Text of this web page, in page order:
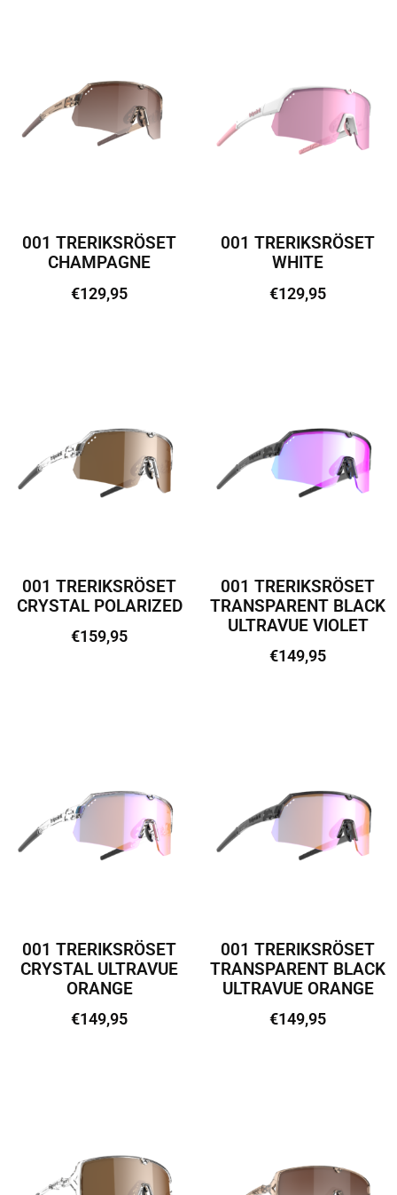
001 TRERIKSRÖSET
CHAMPAGNE
€129,95
001 TRERIKSRÖSET
WHITE
€129,95
001 TRERIKSRÖSET
CRYSTAL POLARIZED
€159,95
001 TRERIKSRÖSET
TRANSPARENT BLACK
ULTRAVUE VIOLET
€149,95
001 TRERIKSRÖSET
CRYSTAL ULTRAVUE
ORANGE
€149,95
001 TRERIKSRÖSET
TRANSPARENT BLACK
ULTRAVUE ORANGE
€149,95